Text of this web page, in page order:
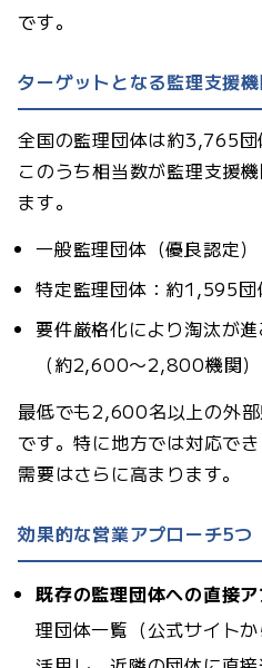
です。
ターゲットとなる監理支援
全国の監理団体は約3,765団
このうち相当数が監理支援
ます。
一般監理団体（優良認定
特定監理団体：約1,595団
要件厳格化により淘汰が
（約2,600〜2,800機関
最低でも2,600名以上の外
です。特に地方では対応でき
需要はさらに高まります。
効果的な営業アプローチ5つ
既存の監理団体への直接
理団体一覧（公式サイト